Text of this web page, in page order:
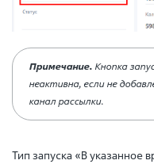
Примечание. Кнопка
неактивна, если не
канал рассылки.
Тип запуска «В указанное